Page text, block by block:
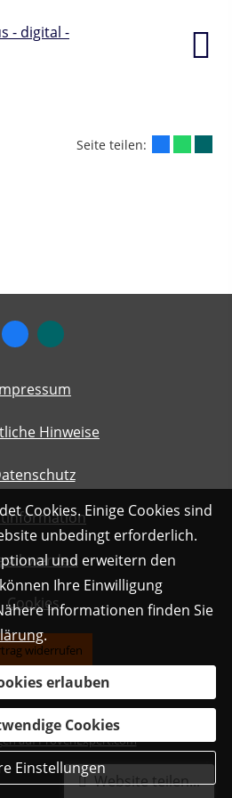
Seite teilen:
Hinweise
Cookies
widerrufen
Haydn
auf ProvenExpert.com
Cookies. Einige Cookies sind
unbedingt erforderlich.
und erweitern den
Ihre Einwilligung
Informationen finden Sie
.
erlauben
Cookies
Einstellungen
Website teilen...